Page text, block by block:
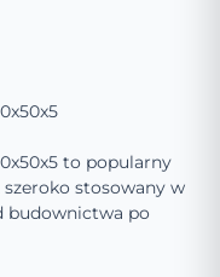
to popularny
stosowany w
budownictwa po